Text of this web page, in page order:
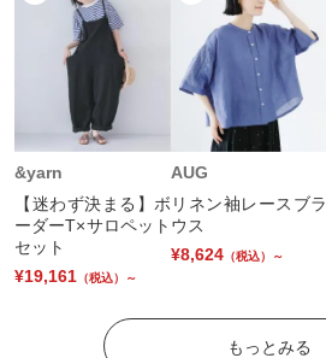
&yarn
【迷わず決まる】ボ
ーダーT×サロペット
セット
¥19,161 （税込）～
AUG
リネン袖レースブラ
ウス
¥8,624 （税込）～
もっとみる